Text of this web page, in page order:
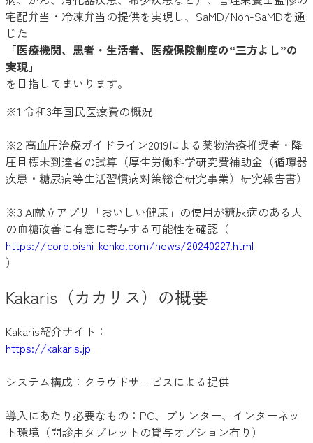
宅配弁当・冷凍弁当の提供を実現し、SaMD/Non-SaMDを通
じた
「医療機関、患者・生活者、医療保険制度の“三方よし”の
実現」
を目指してまいります。
※1 令和3年国民医療費の概況
※2 高血圧治療ガイドライン2019による薬物治療推奨者・降
圧目標未到達者の試算（厚生労働科学研究費補助金（循環器
疾患・糖尿病等生活習慣病対策総合研究事業）研究報告書）
※3 AI献立アプリ「おいしい健康」の使用が糖尿病のある人
の血糖改善に有意に寄与する可能性を確認（
https://corp.oishi-kenko.com/news/20240227.html
）
Kakaris（カカリス）の概要
Kakaris紹介サイト：
https://kakaris.jp
システム構成：クラウドサービスによる提供
導入にあたり必要なもの：PC、プリンター、インターネッ
ト環境（問診用タブレットの貸与オプション有り）